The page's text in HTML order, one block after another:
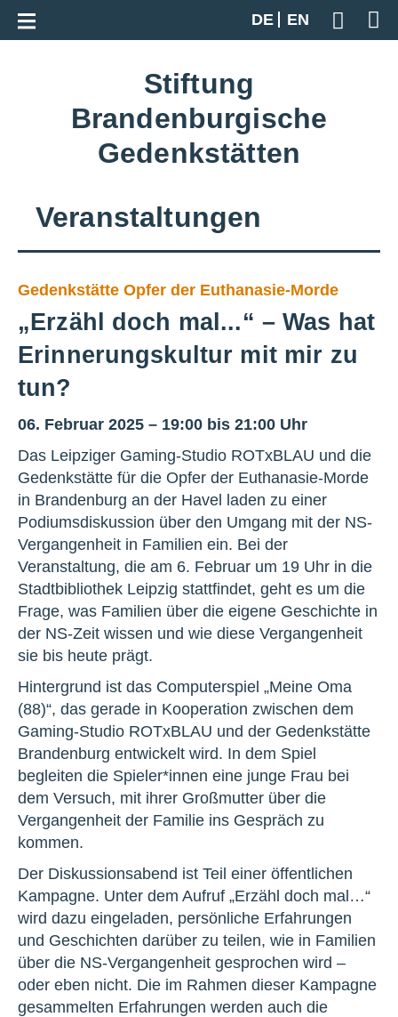
DE
EN
Geben
Zur Gesamtübersicht
Stiftung
Brandenburgische
Gedenkstätten
Veranstaltungen
Gedenkstätte Opfer der Euthanasie-Morde
„Erzähl doch mal...“ – Was hat
Erinnerungskultur mit mir zu
tun?
06. Februar 2025 – 19:00 bis 21:00 Uhr
Das Leipziger Gaming-Studio ROTxBLAU und die
Gedenkstätte für die Opfer der Euthanasie-Morde
in Brandenburg an der Havel laden zu einer
Podiumsdiskussion über den Umgang mit der NS-
Vergangenheit in Familien ein. Bei der
Veranstaltung, die am 6. Februar um 19 Uhr in die
Stadtbibliothek Leipzig stattfindet, geht es um die
Frage, was Familien über die eigene Geschichte in
der NS-Zeit wissen und wie diese Vergangenheit
sie bis heute prägt.
Hintergrund ist das Computerspiel „Meine Oma
(88)“, das gerade in Kooperation zwischen dem
Gaming-Studio ROTxBLAU und der Gedenkstätte
Brandenburg entwickelt wird. In dem Spiel
begleiten die Spieler*innen eine junge Frau bei
dem Versuch, mit ihrer Großmutter über die
Vergangenheit der Familie ins Gespräch zu
kommen.
Der Diskussionsabend ist Teil einer öffentlichen
Kampagne. Unter dem Aufruf „Erzähl doch mal…“
wird dazu eingeladen, persönliche Erfahrungen
und Geschichten darüber zu teilen, wie in Familien
über die NS-Vergangenheit gesprochen wird –
oder eben nicht. Die im Rahmen dieser Kampagne
gesammelten Erfahrungen werden auch die